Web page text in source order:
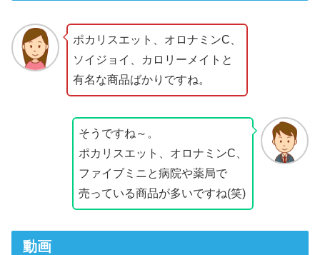
ポカリスエット、オロナミンC、
ソイジョイ、カロリーメイトと
有名な商品ばかりですね。
そうですね～。
ポカリスエット、オロナミンC、
ファイブミニと病院や薬局で
売っている商品が多いですね(笑)
動画